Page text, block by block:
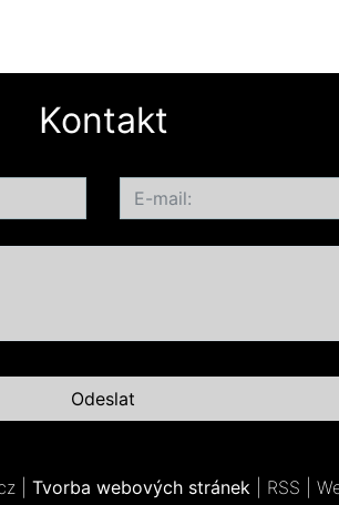
Kontakt
Tvorba webových stránek| RSS